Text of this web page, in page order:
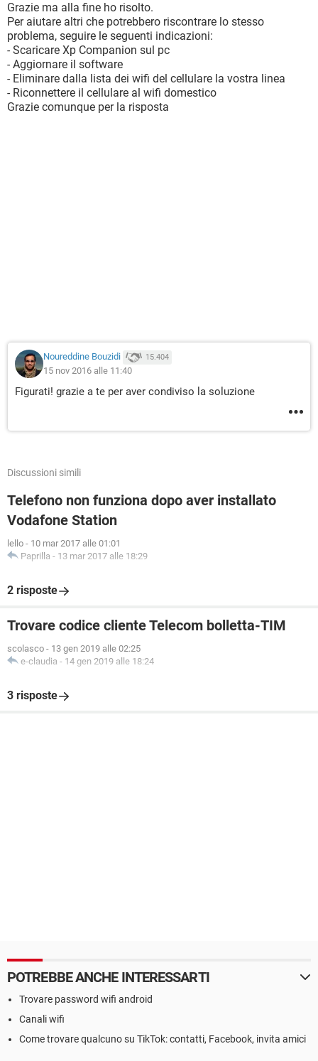
Grazie ma alla fine ho risolto.
Per aiutare altri che potrebbero riscontrare lo stesso
problema, seguire le seguenti indicazioni:
- Scaricare Xp Companion sul pc
- Aggiornare il software
- Eliminare dalla lista dei wifi del cellulare la vostra linea
- Riconnettere il cellulare al wifi domestico
Grazie comunque per la risposta
Noureddine Bouzidi 15.404
15 nov 2016 alle 11:40
Figurati! grazie a te per aver condiviso la soluzione
Discussioni simili
Telefono non funziona dopo aver installato
Vodafone Station
lello - 10 mar 2017 alle 01:01
Paprilla - 13 mar 2017 alle 18:29
2 risposte
Trovare codice cliente Telecom bolletta-TIM
scolasco - 13 gen 2019 alle 02:25
e-claudia - 14 gen 2019 alle 18:24
3 risposte
POTREBBE ANCHE INTERESSARTI
Trovare password wifi android
Canali wifi
Come trovare qualcuno su TikTok: contatti, Facebook, invita amici